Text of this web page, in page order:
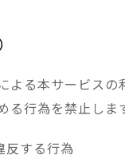
よる本サービスの
る行為を禁止しま
反する行為